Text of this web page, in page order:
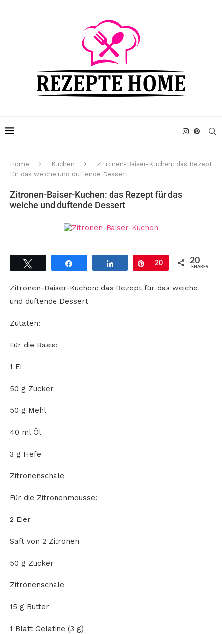
Home Kuchen
Zitronen-Baiser-Kuchen: das Rezept
für das weiche und duftende Dessert
Zitronen-Baiser-Kuchen: das Rezept für das
weiche und duftende Dessert
Pin
20 20
SHARES
Zitronen-Baiser-Kuchen: das Rezept für das weiche
und duftende Dessert
Zutaten:
Für die Basis:
1 Ei
50 g Zucker
50 g Mehl
40 ml Öl
3 g Hefe
Zitronenschale
Für die Zitronenmousse:
2 Eier
Saft von 2 Zitronen
50 g Zucker
Zitronenschale
15 g Butter
1 Blatt Gelatine (3 g)